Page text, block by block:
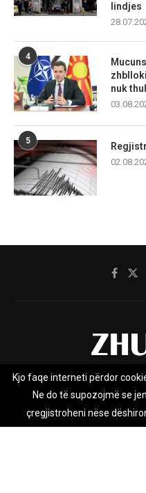
lindjes
4
nuk
5
Rreth nesh
Zhurnal.mk është Agjenci e
Kjo faqe interneti përdor
Ne do të supozojmë se
çregjistroheni nëse